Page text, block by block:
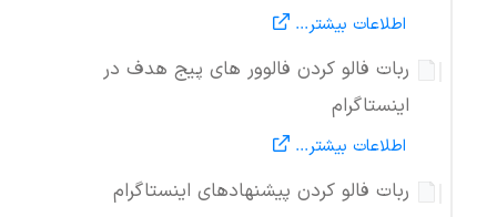
اطلاعات بیشتر...
ربات فالو کردن فالوور های پیج هدف در
اینستاگرام
اطلاعات بیشتر...
ربات فالو کردن پیشنهادهای اینستاگرام